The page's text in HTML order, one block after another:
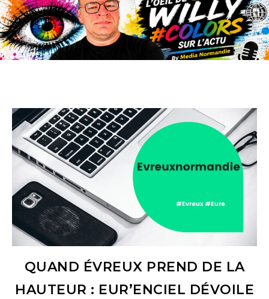
QUAND ÉVREUX PREND DE LA
HAUTEUR : EUR’ENCIEL DÉVOILE